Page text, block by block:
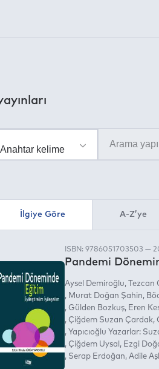
İlgiye Göre A-Z’ye
ISBN: 9786051703503 —
Pandemi
Aysel Demiroğlu
Murat Doğan Şahin
Gülden Bozkuş
Eren
Çiğdem Suzan Çardak
Yapıcıoğlu Yazarlar:
Çiğdem Uysal
Ezgi
Serap Erdoğan Adile